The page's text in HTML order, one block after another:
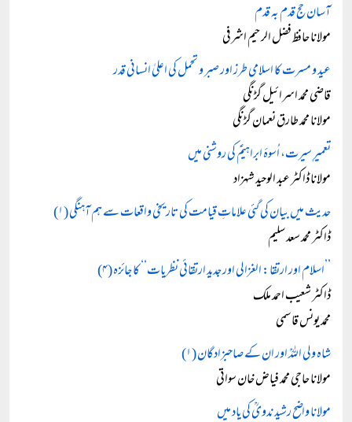
آسان حج قدم بہ قدم
مولانا حافظ فضل الرحیم اشرفی
عید و مسرت کا اسلامی طرز اور صبر و تحمل کی اعلیٰ انسانی قدر
قاضی محمد اسرائیل گڑنگی
مولانا محمد طارق نعمان گڑنگی
تعمیرِ سیرت، اُسوۂ ابراہیمؑ کی روشنی میں
مولانا ڈاکٹر عبد الوحید شہزاد
حدیث میں بیان کی گئی علاماتِ قیامت کی تاریخی واقعات سے ہم آہنگی (۱)
ڈاکٹر محمد سعد سلیم
’’اسلام اور ارتقا: الغزالی اور جدید ارتقائی نظریات‘‘ کا جائزہ (۴)
ڈاکٹر شعیب احمد ملک
محمد یونس قاسمی
شاہ ولی اللہؒ اور ان کے صاحبزادگان (۱)
مولانا حاجی محمد فیاض خان سواتی
مولانا واضح رشید ندویؒ کی یاد میں